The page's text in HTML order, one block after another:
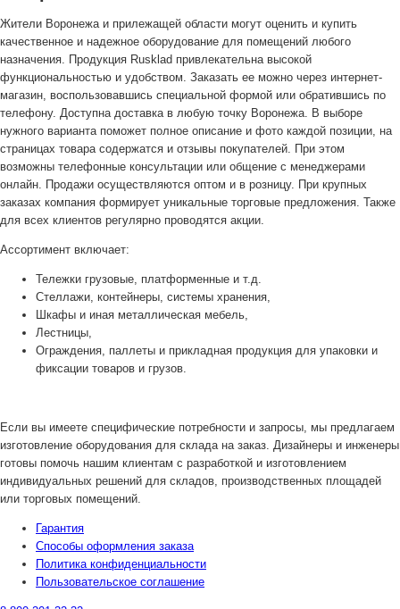
Жители Воронежа и прилежащей области могут оценить и купить
качественное и надежное оборудование для помещений любого
назначения. Продукция Rusklad привлекательна высокой
функциональностью и удобством. Заказать ее можно через интернет-
магазин, воспользовавшись специальной формой или обратившись по
телефону. Доступна доставка в любую точку Воронежа. В выборе
нужного варианта поможет полное описание и фото каждой позиции, на
страницах товара содержатся и отзывы покупателей. При этом
возможны телефонные консультации или общение с менеджерами
онлайн. Продажи осуществляются оптом и в розницу. При крупных
заказах компания формирует уникальные торговые предложения. Также
для всех клиентов регулярно проводятся акции.
Ассортимент включает:
Тележки грузовые, платформенные и т.д.
Стеллажи, контейнеры, системы хранения,
Шкафы и иная металлическая мебель,
Лестницы,
Ограждения, паллеты и прикладная продукция для упаковки и
фиксации товаров и грузов.
Если вы имеете специфические потребности и запросы, мы предлагаем
изготовление оборудования для склада на заказ. Дизайнеры и инженеры
готовы помочь нашим клиентам с разработкой и изготовлением
индивидуальных решений для складов, производственных площадей
или торговых помещений.
Гарантия
Способы оформления заказа
Политика конфиденциальности
Пользовательское соглашение